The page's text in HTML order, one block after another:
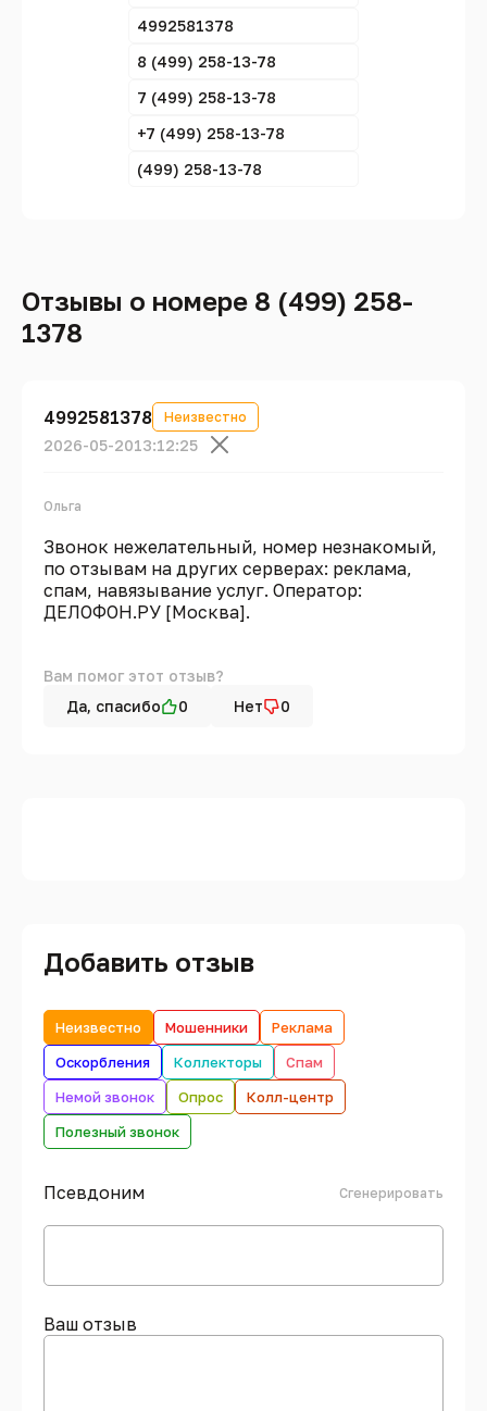
4992581378
8 (499) 258-13-78
7 (499) 258-13-78
+7 (499) 258-13-78
(499) 258-13-78
Отзывы о номере 8 (499) 258-
1378
4992581378 Неизвестно
2026-05-2013:12:25
Ольга
Звонок нежелательный, номер незнакомый,
по отзывам на других серверах: реклама,
спам, навязывание услуг. Оператор:
ДЕЛОФОН.РУ [Москва].
Вам помог этот отзыв?
Да, спасибо
0 Нет 0
Добавить отзыв
Неизвестно Мошенники
Реклама
Оскорбления
Коллекторы
Спам
Немой звонок
Опрос
Колл-центр
Полезный звонок
Псевдоним Сгенерировать
Ваш отзыв